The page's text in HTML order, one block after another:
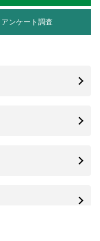
アンケート調査